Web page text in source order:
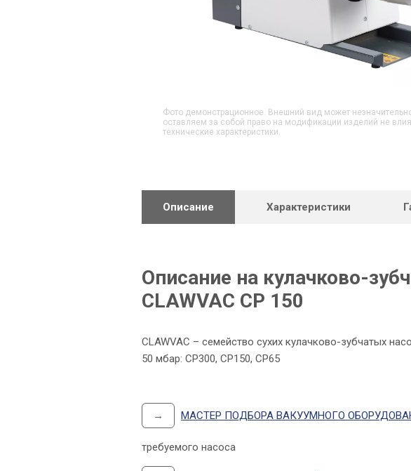
Фото демонстрационное. Внешний вид может
оставляем за собой право на модификации изделий не
технические характеристики.
Описание Характеристики
Описание на кулачково-
CLAWVAC CP 150
CLAWVAC – семейство сухих кулачково-зубчатых
50 мбар: CP300, CP150, CP65
→ МАСТЕР ПОДБОРА ВАКУУМНОГО
требуемого насоса